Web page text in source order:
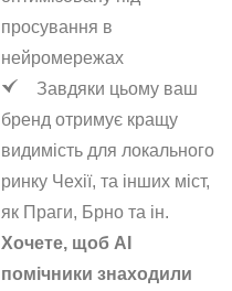
просування в
нейромережах
Завдяки цьому ваш
бренд отримує кращу
видимість для локального
ринку Чехії, та інших міст,
як Праги, Брно та ін.
Хочете, щоб AI
помічники знаходили